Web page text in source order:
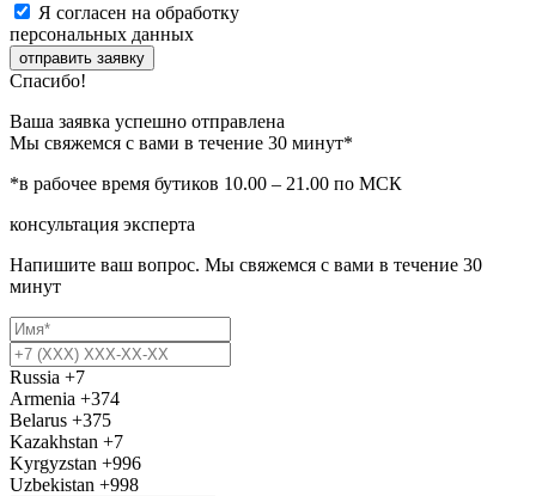
Я согласен на обработку
персональных данных
отправить заявку
Спасибо!
Ваша заявка успешно отправлена
Мы свяжемся с вами в течение 30 минут*
*в рабочее время бутиков 10.00 – 21.00 по МСК
консультация эксперта
Напишите ваш вопрос. Мы свяжемся с вами в течение 30
минут
Russia +7
Armenia +374
Belarus +375
Kazakhstan +7
Kyrgyzstan +996
Uzbekistan +998